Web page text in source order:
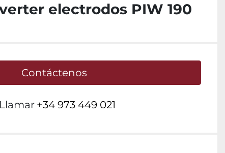
electrodos PIW 190
Contáctenos
Llamar +34 973 449 021